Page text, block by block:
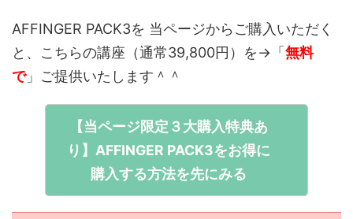
AFFINGER PACK3を 当ページからご購入いただく
と、こちらの講座（通常39,800円）を→「 無料
で」ご提供いたします＾＾
【当ページ限定３大購入特典あ
り】AFFINGER PACK3をお得に
購入する方法を先にみる